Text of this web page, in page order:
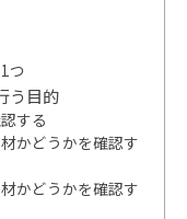
つ
う目的
する
かどうかを確認す
かどうかを確認す